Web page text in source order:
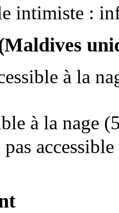
intimiste :
à la
à la nage